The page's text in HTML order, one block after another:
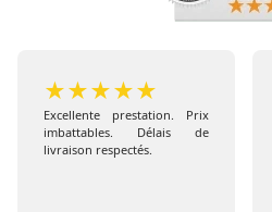
★★★★★
Excellente prestation. Prix
imbattables. Délais de
livraison respectés.